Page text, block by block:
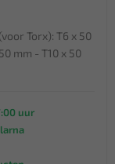
Torx): T6 x 50
mm - T10 x 50
uur